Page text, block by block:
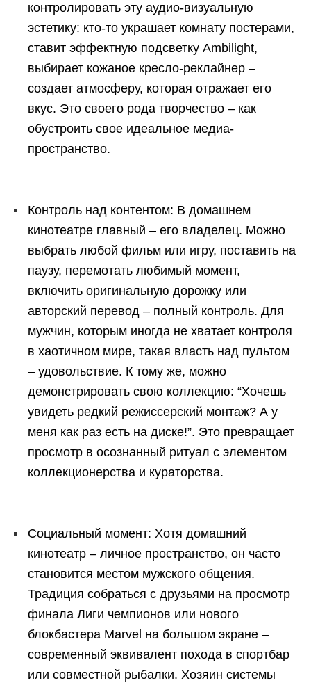
контролировать эту аудио-визуальную
эстетику: кто-то украшает комнату постерами,
ставит эффектную подсветку Ambilight,
выбирает кожаное кресло-реклайнер –
создает атмосферу, которая отражает его
вкус. Это своего рода творчество – как
обустроить свое идеальное медиа-
пространство.
Контроль над контентом: В домашнем
кинотеатре главный – его владелец. Можно
выбрать любой фильм или игру, поставить на
паузу, перемотать любимый момент,
включить оригинальную дорожку или
авторский перевод – полный контроль. Для
мужчин, которым иногда не хватает контроля
в хаотичном мире, такая власть над пультом
– удовольствие. К тому же, можно
демонстрировать свою коллекцию: “Хочешь
увидеть редкий режиссерский монтаж? А у
меня как раз есть на диске!”. Это превращает
просмотр в осознанный ритуал с элементом
коллекционерства и кураторства.
Социальный момент: Хотя домашний
кинотеатр – личное пространство, он часто
становится местом мужского общения.
Традиция собраться с друзьями на просмотр
финала Лиги чемпионов или нового
блокбастера Marvel на большом экране –
современный эквивалент похода в спортбар
или совместной рыбалки. Хозяин системы